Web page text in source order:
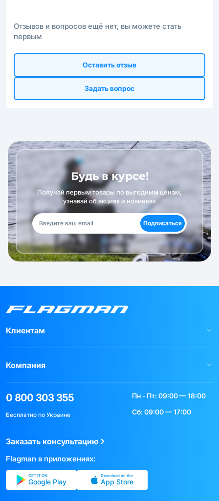
Отзывов и вопросов ещё нет, вы можете стать
первым
Оставить отзыв
Задать вопрос
Будь в курсе!
Получай первым товары по выгодным ценам,
узнавай об акциях и новинках
Подписаться
Клиентам
Компания
0 800 303 355
Бесплатно по Украине
Пн - Пт: 09:00 — 18:00
Сб: 09:00 — 17:00
Заказать консультацию
Flagman в приложениях:
GET IT ON
Google Play
Download on the
App Store